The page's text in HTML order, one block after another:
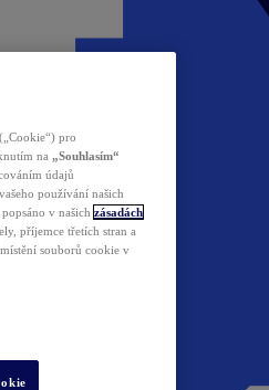
pro
na „Souhlasím“
údajů
používání našich
v našich zásadách
příjemce třetích stran a
souborů cookie v